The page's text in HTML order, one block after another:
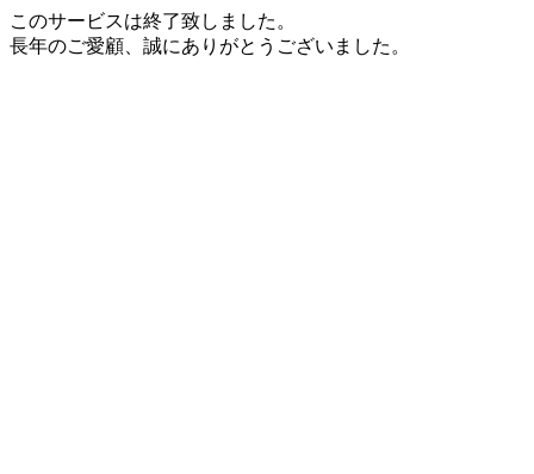
このサービスは終了致しました。
長年のご愛顧、誠にありがとうございました。